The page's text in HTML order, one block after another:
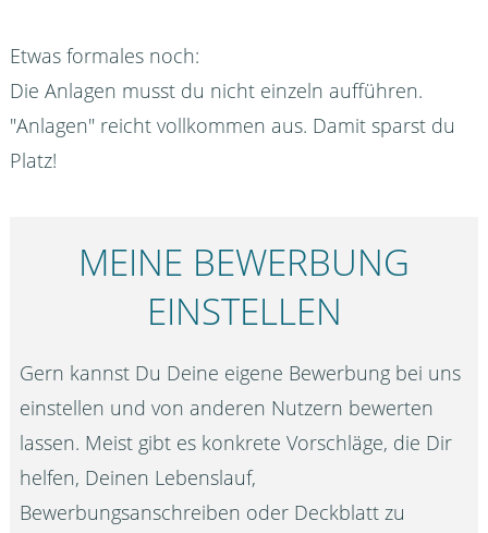
Etwas formales noch:
Die Anlagen musst du nicht einzeln aufführen.
"Anlagen" reicht vollkommen aus. Damit sparst du
Platz!
MEINE BEWERBUNG
EINSTELLEN
Gern kannst Du Deine eigene Bewerbung bei uns
einstellen und von anderen Nutzern bewerten
lassen. Meist gibt es konkrete Vorschläge, die Dir
helfen, Deinen Lebenslauf,
Bewerbungsanschreiben oder Deckblatt zu